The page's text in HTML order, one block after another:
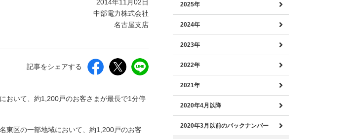
2014年11月02日
中部電力株式会社
名古屋支店
記事をシェアする
おいて、約1,200戸のお客さまが最長で1分停
東区の一部地域において、約1,200戸のお客
2025年
2024年
2023年
2022年
2021年
2020年4月以降
2020年3月以前のバックナンバー